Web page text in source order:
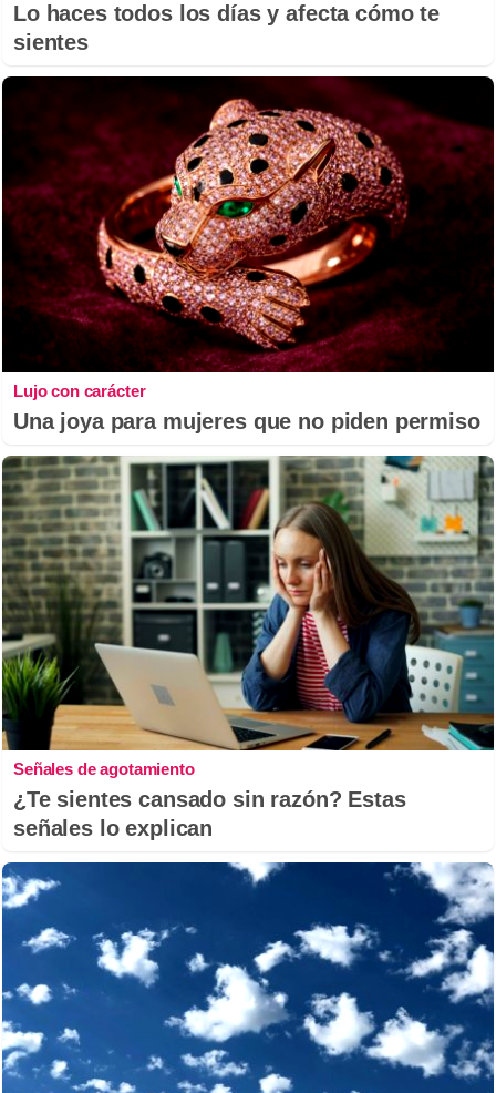
Lo haces todos los días y afecta cómo te
sientes
Lujo con carácter
Una joya para mujeres que no piden permiso
Señales de agotamiento
¿Te sientes cansado sin razón? Estas
señales lo explican